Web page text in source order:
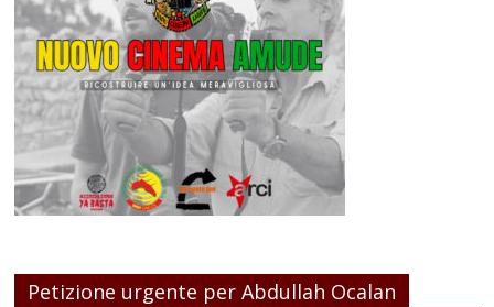
Petizione urgente per Abdullah Ocalan